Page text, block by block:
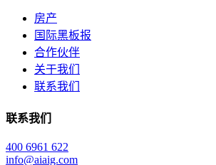
房产
国际黑板报
合作伙伴
关于我们
联系我们
联系我们
400 6961 622
info@aiaig.com